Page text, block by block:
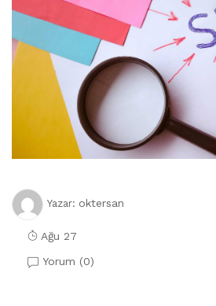
Yazar: oktersan
Ağu 27
Yorum (0)